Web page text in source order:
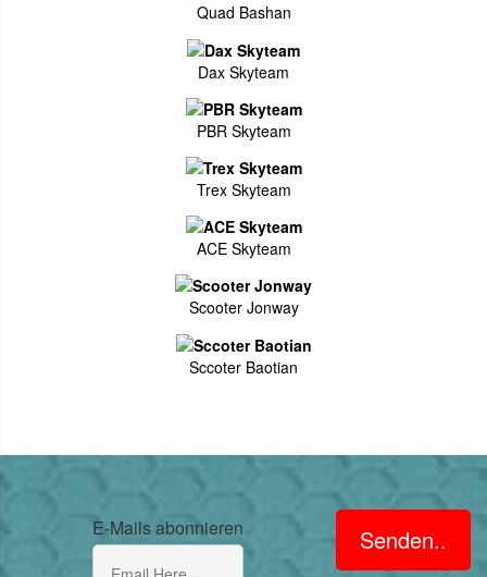
Quad Bashan
Dax Skyteam
PBR Skyteam
Trex Skyteam
ACE Skyteam
Scooter Jonway
Sccoter Baotian
E-Mails abonnieren Senden..